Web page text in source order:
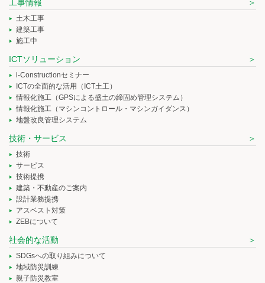
工事情報
土木工事
建築工事
施工中
ICTソリューション
i-Constructionセミナー
ICTの全面的な活用（ICT土工）
情報化施工（GPSによる盛土の締固め管理システム）
情報化施工（マシンコントロール・マシンガイダンス）
地盤改良管理システム
技術・サービス
技術
サービス
技術提携
建築・不動産のご案内
設計業務提携
アスベスト対策
ZEBについて
社会的な活動
SDGsへの取り組みについて
地域防災訓練
親子防災教室